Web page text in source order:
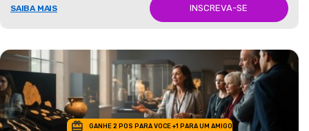
SAIBA MAIS INSCREVA-SE
GANHE 2 POS PARA VOCE +1 PARA UM AMIGO